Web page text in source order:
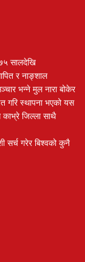
सालदेखि
र नाङ्शाल
भन्ने मुल नारा बोकेर
गरि स्थापना भएको यस
काभ्रे जिल्ला साथै
सर्च गरेर बिश्वको कुनै